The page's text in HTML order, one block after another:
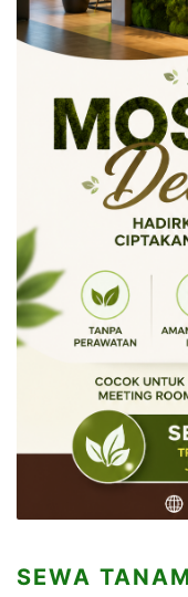
SEWA